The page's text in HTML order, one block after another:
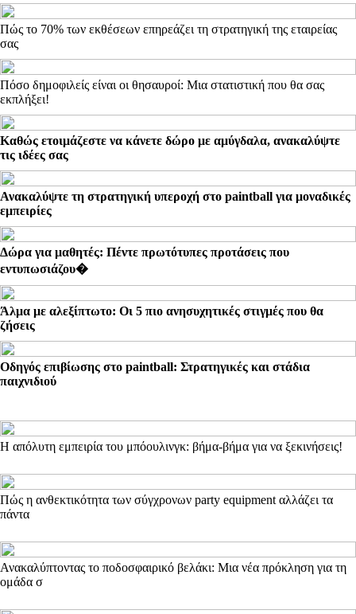
Πώς το 70% των εκθέσεων επηρεάζει τη στρατηγική της εταιρείας
σας
Πόσο δημοφιλείς είναι οι θησαυροί: Μια στατιστική που θα σας
εκπλήξει!
Καθώς ετοιμάζεστε να κάνετε δώρο με αμύγδαλα, ανακαλύψτε
τις ιδέες σας
Ανακαλύψτε τη στρατηγική υπεροχή στο paintball για μοναδικές
εμπειρίες
Δώρα για μαθητές: Πέντε πρωτότυπες προτάσεις που
εντυπωσιάζου�
Άλμα με αλεξίπτωτο: Οι 5 πιο ανησυχητικές στιγμές που θα
ζήσεις
Οδηγός επιβίωσης στο paintball: Στρατηγικές και στάδια
παιχνιδιού
Η απόλυτη εμπειρία του μπόουλινγκ: βήμα-βήμα για να ξεκινήσεις!
Πώς η ανθεκτικότητα των σύγχρονων party equipment αλλάζει τα
πάντα
Ανακαλύπτοντας το ποδοσφαιρικό βελάκι: Μια νέα πρόκληση για τη
ομάδα σ